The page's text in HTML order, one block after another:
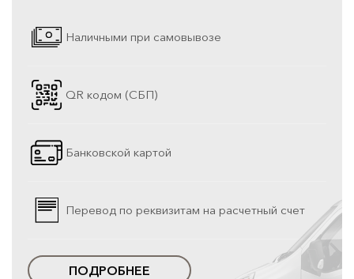
Наличными при самовывозе
QR кодом (СБП)
Банковской картой
Перевод по реквизитам на расчетный счет
ПОДРОБНЕЕ